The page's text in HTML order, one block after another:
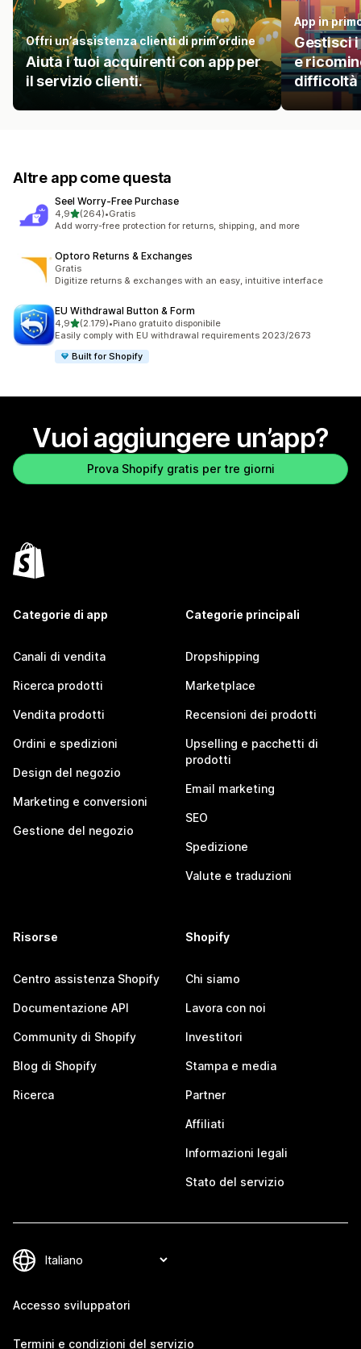
Offri un’assistenza clienti di prim’ordine
Aiuta i tuoi acquirenti con app per
il servizio clienti.
App in
Gestisci
e
difficoltà
Altre app come questa
Seel Worry‑Free Purchase
4,9stelle su 5
(264)
264 recensioni totali
•Gratis
Add worry-free protection for returns, shipping, and more
Optoro Returns & Exchanges
Gratis
Digitize returns & exchanges with an easy, intuitive interface
EU Withdrawal Button & Form
4,9stelle su 5
(2.179)
2179 recensioni totali
•Piano gratuito disponibile
Easily comply with EU withdrawal requirements 2023/2673
Built for Shopify
Vuoi aggiungere un’app?
Prova Shopify gratis per tre giorni
Categorie di app
Canali di vendita
Ricerca prodotti
Vendita prodotti
Ordini e spedizioni
Design del negozio
Marketing e conversioni
Gestione del negozio
Categorie principali
Dropshipping
Marketplace
Recensioni dei prodotti
Upselling e pacchetti di
prodotti
Email marketing
SEO
Spedizione
Valute e traduzioni
Risorse
Centro assistenza Shopify
Documentazione API
Community di Shopify
Blog di Shopify
Ricerca
Shopify
Chi siamo
Lavora con noi
Investitori
Stampa e media
Partner
Affiliati
Informazioni legali
Stato del servizio
Accesso sviluppatori
Termini e condizioni del servizio